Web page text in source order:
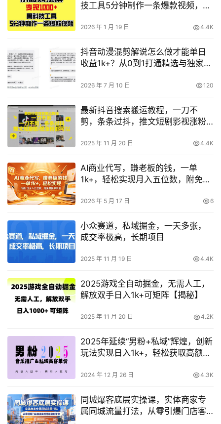
技工具5分钟制作一条爆款视频，新
2026 年 1 月 19 日 4.4K
抖音动漫混剪解说怎么做才能单日
收益1k+？从0到1打通精选与独家链
2026 年 7 月 10 日 120
最新抖音搜索搬运教程，一刀不
剪，条条过抖，推文短剧影视涨粉
2025 年 11 月 20 日 4.4K
AI商业代写，賺老板的钱，一单
1k+，轻松实现月入五位数，附免费
2026 年 5 月 17 日 6
小众赛道，私域掘金，一天多张，
成交率极高，长期项目
2025 年 11 月 19 日 4.4K
2025游戏全自动掘金，无需人工，
解放双手日入1k+可矩阵【揭秘】
2025 年 11 月 20 日 4.2K
2025年延续“男粉+私域”辉煌，创新
玩法实现日入1k+，轻松获取高额回
2024 年 12 月 26 日 4.3K
同城爆客底层实操课，实体商家专
属同城流量打法，从零引爆门店客